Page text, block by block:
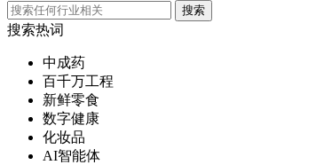
搜索
搜索热词
中成药
百千万工程
新鲜零食
数字健康
化妆品
AI智能体